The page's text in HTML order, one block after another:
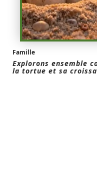
Famille
Explorons ensemble
la tortue et sa